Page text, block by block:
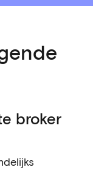
broker